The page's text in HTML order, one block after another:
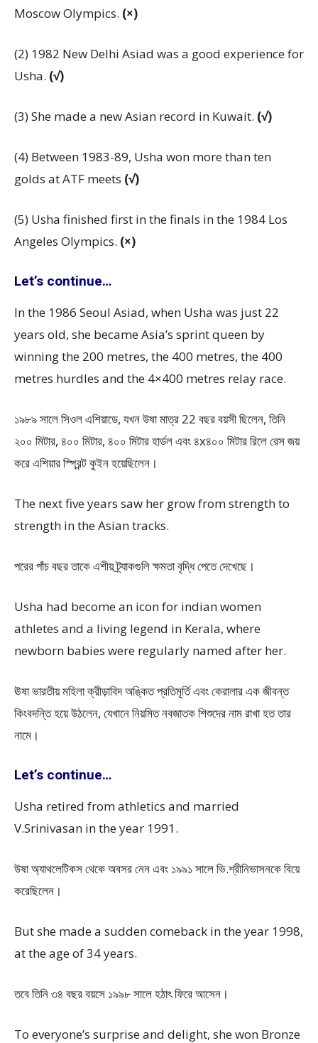
Moscow Olympics. (×)
(2) 1982 New Delhi Asiad was a good experience for
Usha. (√)
(3) She made a new Asian record in Kuwait. (√)
(4) Between 1983-89, Usha won more than ten
golds at ATF meets (√)
(5) Usha finished first in the finals in the 1984 Los
Angeles Olympics. (×)
Let’s continue…
In the 1986 Seoul Asiad, when Usha was just 22
years old, she became Asia’s sprint queen by
winning the 200 metres, the 400 metres, the 400
metres hurdles and the 4×400 metres relay race.
১৯৮৯ সালে সিওল এশিয়াডে, যখন উষা মাত্র 22 বছর বয়সী ছিলেন, তিনি
২০০ মিটার, ৪০০ মিটার, ৪০০ মিটার হার্ডল এবং ৪x৪০০ মিটার রিলে রেস জয়
করে এশিয়ার স্প্রিন্ট কুইন হয়েছিলেন।
The next five years saw her grow from strength to
strength in the Asian tracks.
পরের পাঁচ বছর তাকে এশীয় ট্র্যাকগুলি ক্ষমতা বৃদ্ধি পেতে দেখেছে।
Usha had become an icon for indian women
athletes and a living legend in Kerala, where
newborn babies were regularly named after her.
ঊষা ভারতীয় মহিলা ক্রীড়াবিদ অঙ্কিত প্রতিমূর্তি এবং কেরালার এক জীবন্ত
কিংবদন্তি হয়ে উঠলেন, যেখানে নিয়মিত নবজাতক শিশুদের নাম রাখা হত তার
নামে।
Let’s continue…
Usha retired from athletics and married
V.Srinivasan in the year 1991.
উষা অ্যাথলেটিকস থেকে অবসর নেন এবং ১৯৯১ সালে ভি.শ্রীনিভাসনকে বিয়ে
করেছিলেন।
But she made a sudden comeback in the year 1998,
at the age of 34 years.
তবে তিনি ৩৪ বছর বয়সে ১৯৯৮ সালে হঠাৎ ফিরে আসেন।
To everyone’s surprise and delight, she won Bronze